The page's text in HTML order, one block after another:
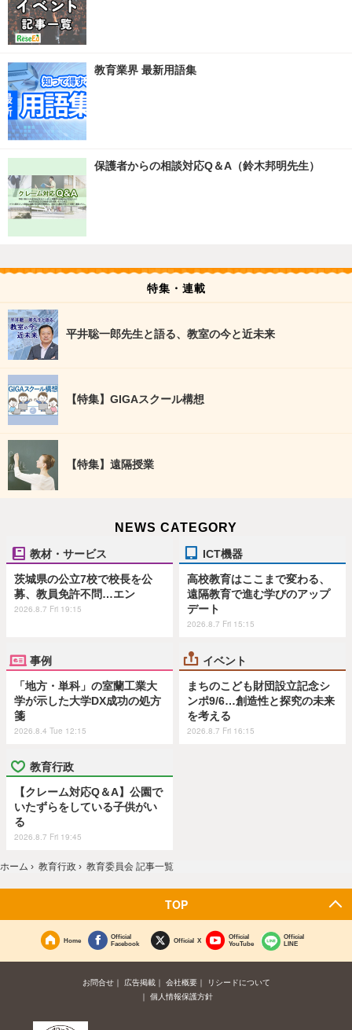
教育業界 最新用語集
保護者からの相談対応Q＆A（鈴木邦明先生）
特集・連載
平井聡一郎先生と語る、教室の今と近未来
【特集】GIGAスクール構想
【特集】遠隔授業
NEWS CATEGORY
教材・サービス
茨城県の公立7校で校長を公
募、教員免許不問…エン
2026.8.7 Fri 19:15
ICT機器
高校教育はここまで変わる、
遠隔教育で進む学びのアップ
デート
2026.8.7 Fri 15:15
事例
「地方・単科」の室蘭工業大
学が示した大学DX成功の処方
箋
2026.8.4 Tue 12:15
イベント
まちのこども財団設立記念シ
ンポ9/6…創造性と探究の未来
を考える
2026.8.7 Fri 16:15
教育行政
【クレーム対応Q＆A】公園で
いたずらをしている子供がい
る
2026.8.7 Fri 19:45
ホーム › 教育行政 › 教育委員会 記事一覧
TOP
Home
Official
Facebook
Official X
Official
YouTube
Official
LINE
お問合せ 広告掲載 会社概要
リシードについて
個人情報保護方針